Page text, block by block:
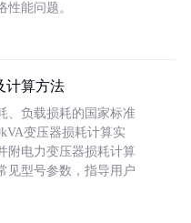
能问题。
计算方法
、负载损耗的国家标准
变压器损耗计算实
附电力变压器损耗计算
见型号参数，指导用户